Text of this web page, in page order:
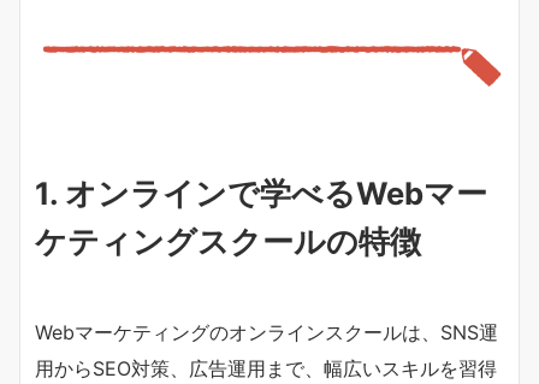
1. オンラインで学べるWebマー
ケティングスクールの特徴
Webマーケティングのオンラインスクールは、SNS運
用からSEO対策、広告運用まで、幅広いスキルを習得